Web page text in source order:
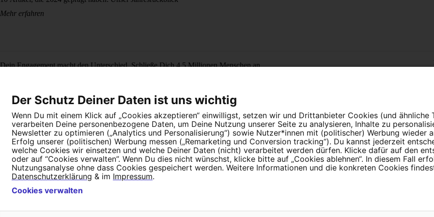
Mehr erfahren
Dein Engagement macht den Unterschied. Schließe Dich 4,5 Millionen Menschen an.
NewsletterHilfe und FAQ KontaktDatenschutzImpressumCookie Einstellungen
Der Schutz Deiner Daten ist uns wichtig
Wenn Du mit einem Klick auf „Cookies akzeptieren“ einwilligst, setzen wir und Drittanbieter Cookies (und ähnliche
verarbeiten Deine personenbezogene Daten, um Deine Nutzung unserer Seite zu analysieren, Inhalte zu
Newsletter zu optimieren („Analytics und Personalisierung“) sowie Nutzer*innen mit (politischer) Werbung wieder
Erfolg unserer (politischen) Werbung messen („Remarketing und Conversion tracking“). Du kannst jederzeit
welche Cookies wir einsetzen und welche Deiner Daten (nicht) verarbeitet werden dürfen. Klicke dafür auf den
oder auf “Cookies verwalten”. Wenn Du dies nicht wünschst, klicke bitte auf „Cookies ablehnen“. In diesem Fall
Nutzungsanalyse ohne dass Cookies gespeichert werden. Weitere Informationen und die konkreten Cookies
Datenschutzerklärung & im Impressum.
Cookies verwalten